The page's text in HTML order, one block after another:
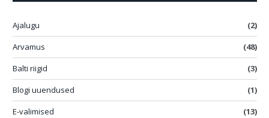
Ajalugu
(2)
Arvamus
(48)
Balti riigid
(3)
Blogi uuendused
(1)
E-valimised
(13)